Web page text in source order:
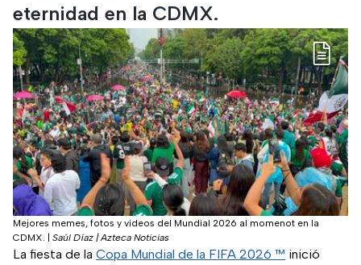
eternidad en la CDMX.
Mejores memes, fotos y videos del Mundial 2026 al momenot en la
CDMX.
Saúl Díaz | Azteca Noticias
La fiesta de la Copa Mundial de la FIFA 2026 ™ inició